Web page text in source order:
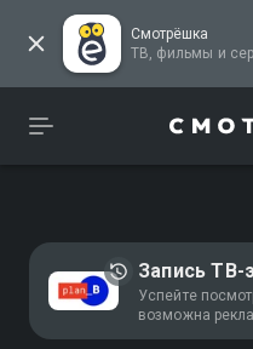
Смотрёшка
ТВ,
Запись ТВ-
Успейте
возможна